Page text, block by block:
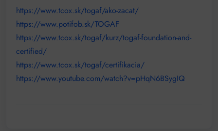
https://www.tcox.sk/togaf/ako-zacat/
https://www.potifob.sk/TOGAF
https://www.tcox.sk/togaf/kurz/togaf-foundation-and-
certified/
https://www.tcox.sk/togaf/certifikacia/
https://www.youtube.com/watch?v=pHqN6BSygIQ